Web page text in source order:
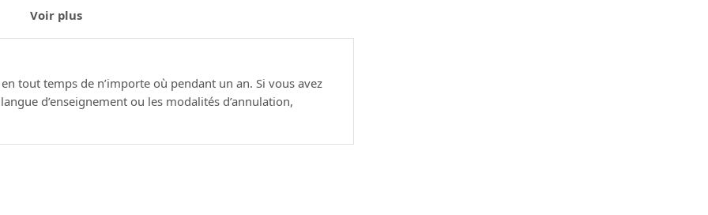
sur la délégation
leader
dans les styles de délégant
de la délégation
Voir plus
en tout temps de n’importe où pendant un an. Si vous avez
d’enseignement ou les modalités d’annulation,